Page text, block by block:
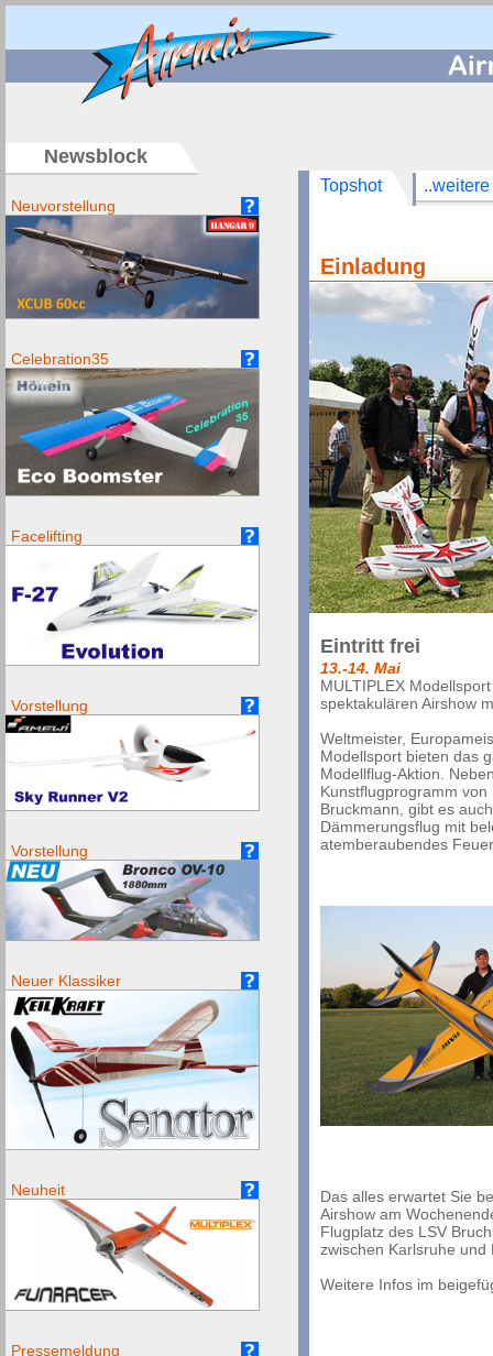
Newsblock
Neuvorstellung
Celebration35
Facelifting
Vorstellung
Vorstellung
Neuer Klassiker
Neuheit
Pressemeldung
Topshot ..weitere
Einladung
Eintritt frei
13.-14. Mai
MULTIPLEX
spektakulären Airshow
Weltmeister,
Modellsport bieten das
Modellflug-Aktion.
Kunstflugprogramm
Bruckmann, gibt es
Dämmerungsflug mit
atemberaubendes
Das alles erwartet Sie
Airshow am
Flugplatz des LSV
zwischen Karlsruhe und
Weitere Infos im